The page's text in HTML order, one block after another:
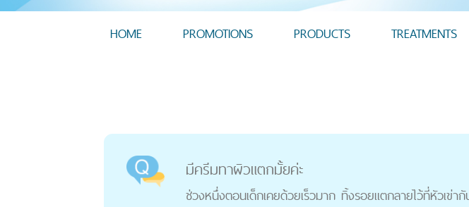
HOME PROMOTIONS PRODUCTS TREATMENTS
มีครีมทาผิวแตกมั้ยค่ะ
ช่วงหนึ่งตอนเด็กเคยด้วยเร็วมาก ทิ้งรอยแตกลายไว้ที่หัวเข่